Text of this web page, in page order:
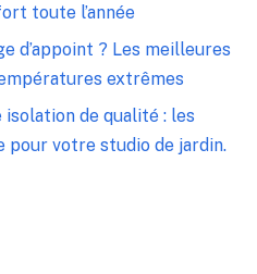
toute​ l’année
d’appoint ? ⁣Les meilleures
extrêmes
isolation de qualité :⁢ les
pour‍ votre studio de ⁣jardin.